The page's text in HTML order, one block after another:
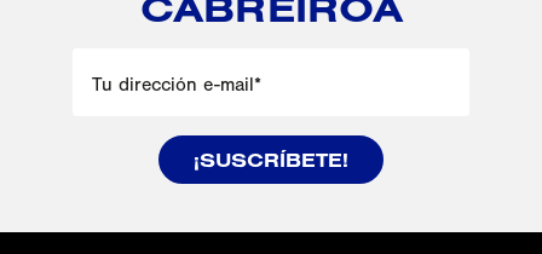
Tu dirección e-mail *
¡SUSCRÍBETE!